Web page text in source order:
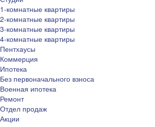
1-комнатные квартиры
2-комнатные квартиры
3-комнатные квартиры
4-комнатные квартиры
Пентхаусы
Коммерция
Ипотека
Без первоначального взноса
Военная ипотека
Ремонт
Отдел продаж
Акции